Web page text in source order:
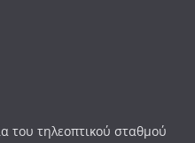
του τηλεοπτικού σταθμού